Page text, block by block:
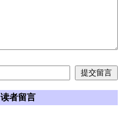
读者留言